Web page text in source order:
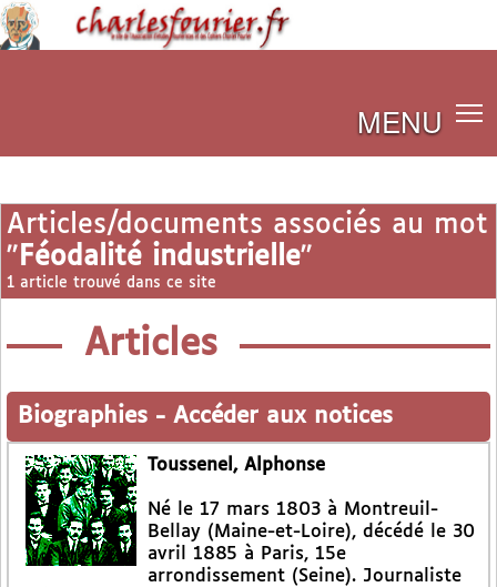
MENU
Articles/documents associés au mot
" Féodalité industrielle"
1 article trouvé dans ce site
Articles
Biographies - Accéder aux notices
Toussenel, Alphonse
Né le 17 mars 1803 à Montreuil-
Bellay (Maine-et-Loire), décédé le 30
avril 1885 à Paris, 15e
arrondissement (Seine). Journaliste